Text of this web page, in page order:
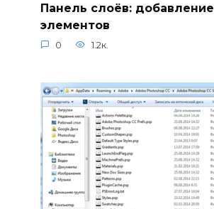
Панель слоёв: добавление
элементов
0 1.2к.